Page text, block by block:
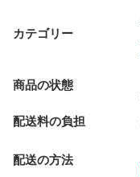
カテゴリー
商品の状態
配送料の負担
配送の方法